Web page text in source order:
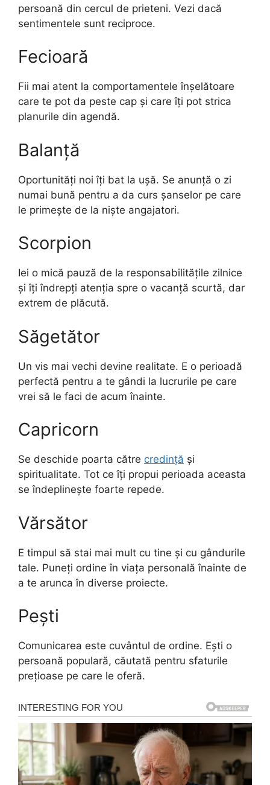
persoană din cercul de prieteni. Vezi dacă
sentimentele sunt reciproce.
Fecioară
Fii mai atent la comportamentele înșelătoare
care te pot da peste cap și care îți pot strica
planurile din agendă.
Balanță
Oportunități noi îți bat la ușă. Se anunță o zi
numai bună pentru a da curs șanselor pe care
le primește de la niște angajatori.
Scorpion
Iei o mică pauză de la responsabilitățile zilnice
și îți îndrepți atenția spre o vacanță scurtă, dar
extrem de plăcută.
Săgetător
Un vis mai vechi devine realitate. E o perioadă
perfectă pentru a te gândi la lucrurile pe care
vrei să le faci de acum înainte.
Capricorn
Se deschide poarta către credință și
spiritualitate. Tot ce îți propui perioada aceasta
se îndeplinește foarte repede.
Vărsător
E timpul să stai mai mult cu tine și cu gândurile
tale. Puneți ordine în viața personală înainte de
a te arunca în diverse proiecte.
Pești
Comunicarea este cuvântul de ordine. Ești o
persoană populară, căutată pentru sfaturile
prețioase pe care le oferă.